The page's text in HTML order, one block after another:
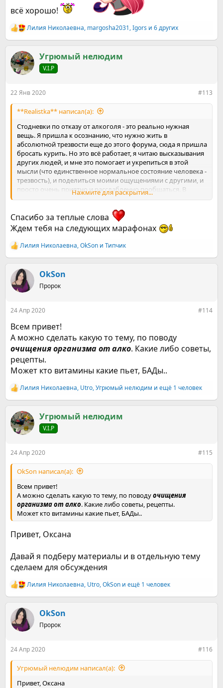
всё хорошо!
Р
е
к
ц
и
Лилия Николаевна, margosha2031,Igors и 6 других
Угрюмый нелюдим
V.I.P
22 Янв 2020 #113
**Realistka** написал(а):
Стодневки по отказу от алкоголя - это реально нужная
вещь. Я пришла к осознанию, что нужно жить в
абсолютной трезвости еще до этого форума, сюда я пришла
бросать курить. Но это всё работает, я читаю высказывания
других людей, и мне это помогает и укрепиться в этой
мысли (что единственное нормальное состояние человека -
трезвость), и поделиться моими ощущениями с другими, и
просто очень приятно и расслабленно пообщаться. В
небухашках всегда такой релакс непередаваемый! Я после
Формат не напрягает - если реал затягивает, можно просто
раз в неделю придти и отметиться. А тянет каждый день!
Хотя бы поздороваться и узнать, что у всех всё хорошо!
Нажмите для раскрытия...
Спасибо за теплые слова
Ждем тебя на следующих марафонах
Р
е
к
ц
и
Лилия Николаевна,OkSon и Типчик
OkSon
Пророк
24 Апр 2020 #114
Всем привет!
А можно сделать какую то тему, по поводу
очищения организма от алко. Какие либо советы,
рецепты.
Может кто витамины какие пьет, БАДы..
Р
е
к
ц
и
Лилия Николаевна, Utro,Угрюмый нелюдим и ещё 1 человек
Угрюмый нелюдим
V.I.P
24 Апр 2020 #115
ОkSon написал(а):
Всем привет!
А можно сделать какую то тему, по поводуочищения
организма от алко. Какие либо советы, рецепты.
Может кто витамины какие пьет, БАДы..
Привет, Оксана
Давай я подберу материалы и в отдельную тему
сделаем для обсуждения
Р
е
к
ц
и
Лилия Николаевна, Utro,OkSon и ещё 1 человек
OkSon
Пророк
24 Апр 2020 #116
Угрюмый нелюдим написал(а):
Привет, Оксана